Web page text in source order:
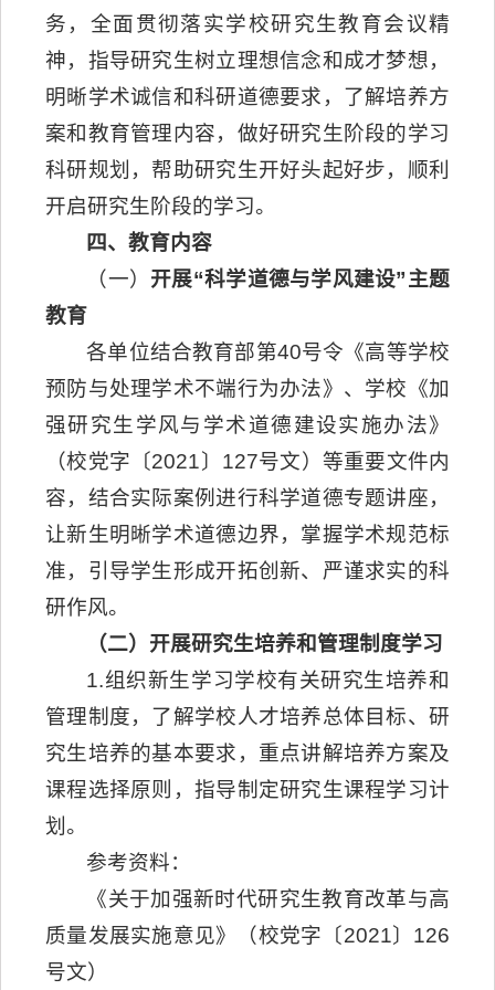
务，全面贯彻落实学校研究生教育会议精
神，指导研究生树立理想信念和成才梦想，
明晰学术诚信和科研道德要求，了解培养方
案和教育管理内容，做好研究生阶段的学习
科研规划，帮助研究生开好头起好步，顺利
开启研究生阶段的学习。
四、教育内容
（一） 开展“科学道德与学风建设” 主题
教育
各单位结合教育部第40号令《高等学校
预防与处理学术不端行为办法》、学校《加
强研究生学风与学术道德建设实施办法》
（校党字〔2021〕127号文）等重要文件内
容，结合实际案例进行科学道德专题讲座，
让新生明晰学术道德边界，掌握学术规范标
准，引导学生形成开拓创新、严谨求实的科
研作风。
（二）开展研究生培养和管理制度学习
1.组织新生学习学校有关研究生培养和
管理制度，了解学校人才培养总体目标、研
究生培养的基本要求，重点讲解培养方案及
课程选择原则，指导制定研究生课程学习计
划。
参考资料：
《关于加强新时代研究生教育改革与高
质量发展实施意见》（校党字〔2021〕126
号文）